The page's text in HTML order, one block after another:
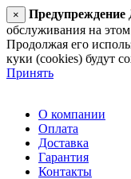
× Предупреждение
обслуживания на
Продолжая его
куки (cookies) будут
Принять
О компании
Оплата
Доставка
Гарантия
Контакты